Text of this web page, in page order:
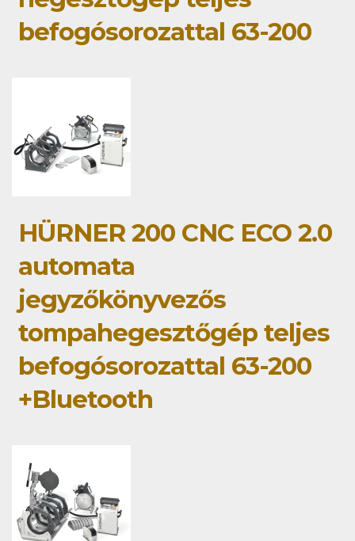
befogósorozattal 63-200
HÜRNER 200 CNC ECO 2.0
automata
jegyzőkönyvezős
tompahegesztőgép teljes
befogósorozattal 63-200
+Bluetooth